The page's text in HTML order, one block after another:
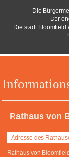
Rathaus von
Adresse des
Rathaus von Bloomfield
Die
Der
Die stadt Bloomfield